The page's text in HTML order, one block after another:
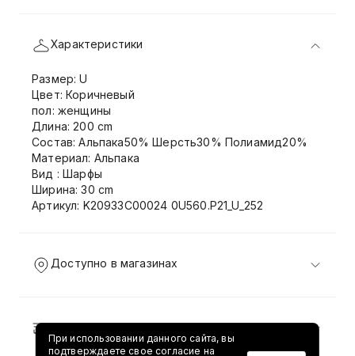
Характеристики
Размер: U
Цвет: Коричневый
пол: женщины
Длина: 200 cm
Состав: Альпака50% Шерсть30% Полиамид20%
Материал: Альпака
Вид : Шарфы
Ширина: 30 cm
Артикул: K20933C00024 0U560.P21_U_252
Доступно в магазинах
Доставка и возврат
При использовании данного сайта, вы
подтверждаете свое согласие на